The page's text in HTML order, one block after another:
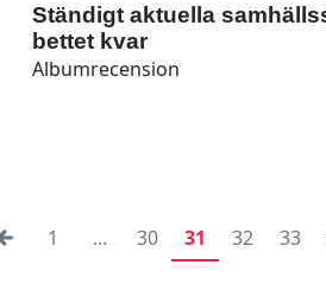
Ständigt aktuella
bettet kvar
Albumrecension
1 ... 30 31 32 33